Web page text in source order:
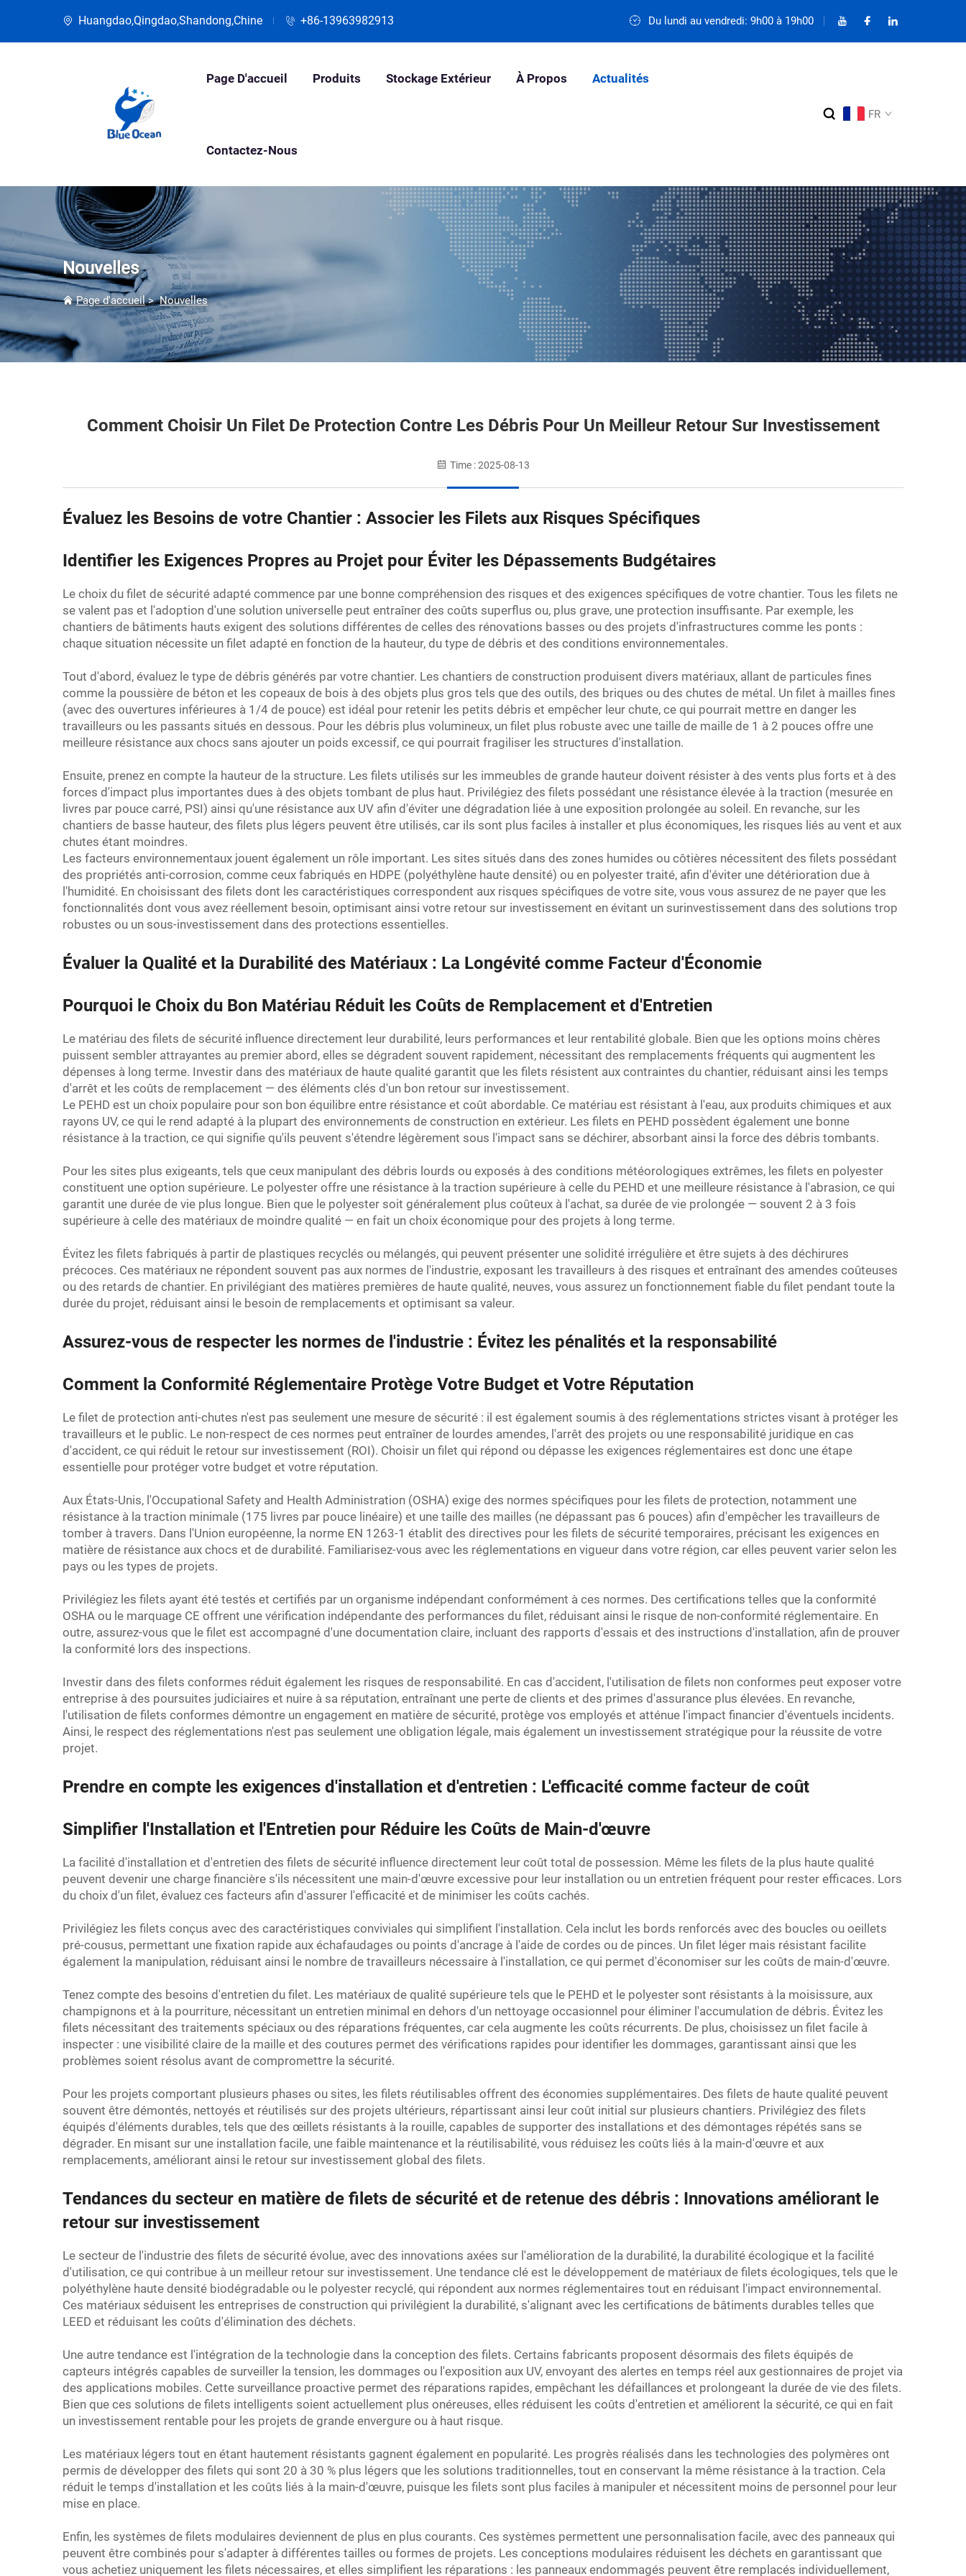
Huangdao,Qingdao,Shandong,Chine +86-13963982913 Du lundi au vendredi: 9h00 à 19h00
Page D'accueil Produits Stockage Extérieur À Propos Actualités
Contactez-Nous
FR
Nouvelles
Page d'accueil>Nouvelles
Comment Choisir Un Filet De Protection Contre Les Débris Pour Un Meilleur Retour Sur Investissement
Time : 2025-08-13
Évaluez les Besoins de votre Chantier : Associer les Filets aux Risques Spécifiques
Identifier les Exigences Propres au Projet pour Éviter les Dépassements Budgétaires
Le choix du filet de sécurité adapté commence par une bonne compréhension des risques et des exigences spécifiques de votre chantier. Tous les filets ne
se valent pas et l'adoption d'une solution universelle peut entraîner des coûts superflus ou, plus grave, une protection insuffisante. Par exemple, les
chantiers de bâtiments hauts exigent des solutions différentes de celles des rénovations basses ou des projets d'infrastructures comme les ponts :
chaque situation nécessite un filet adapté en fonction de la hauteur, du type de débris et des conditions environnementales.
Tout d'abord, évaluez le type de débris générés par votre chantier. Les chantiers de construction produisent divers matériaux, allant de particules fines
comme la poussière de béton et les copeaux de bois à des objets plus gros tels que des outils, des briques ou des chutes de métal. Un filet à mailles fines
(avec des ouvertures inférieures à 1/4 de pouce) est idéal pour retenir les petits débris et empêcher leur chute, ce qui pourrait mettre en danger les
travailleurs ou les passants situés en dessous. Pour les débris plus volumineux, un filet plus robuste avec une taille de maille de 1 à 2 pouces offre une
meilleure résistance aux chocs sans ajouter un poids excessif, ce qui pourrait fragiliser les structures d'installation.
Ensuite, prenez en compte la hauteur de la structure. Les filets utilisés sur les immeubles de grande hauteur doivent résister à des vents plus forts et à des
forces d'impact plus importantes dues à des objets tombant de plus haut. Privilégiez des filets possédant une résistance élevée à la traction (mesurée en
livres par pouce carré, PSI) ainsi qu'une résistance aux UV afin d'éviter une dégradation liée à une exposition prolongée au soleil. En revanche, sur les
chantiers de basse hauteur, des filets plus légers peuvent être utilisés, car ils sont plus faciles à installer et plus économiques, les risques liés au vent et aux
chutes étant moindres.
Les facteurs environnementaux jouent également un rôle important. Les sites situés dans des zones humides ou côtières nécessitent des filets possédant
des propriétés anti-corrosion, comme ceux fabriqués en HDPE (polyéthylène haute densité) ou en polyester traité, afin d'éviter une détérioration due à
l'humidité. En choisissant des filets dont les caractéristiques correspondent aux risques spécifiques de votre site, vous vous assurez de ne payer que les
fonctionnalités dont vous avez réellement besoin, optimisant ainsi votre retour sur investissement en évitant un surinvestissement dans des solutions trop
robustes ou un sous-investissement dans des protections essentielles.
Évaluer la Qualité et la Durabilité des Matériaux : La Longévité comme Facteur d'Économie
Pourquoi le Choix du Bon Matériau Réduit les Coûts de Remplacement et d'Entretien
Le matériau des filets de sécurité influence directement leur durabilité, leurs performances et leur rentabilité globale. Bien que les options moins chères
puissent sembler attrayantes au premier abord, elles se dégradent souvent rapidement, nécessitant des remplacements fréquents qui augmentent les
dépenses à long terme. Investir dans des matériaux de haute qualité garantit que les filets résistent aux contraintes du chantier, réduisant ainsi les temps
d'arrêt et les coûts de remplacement — des éléments clés d'un bon retour sur investissement.
Le PEHD est un choix populaire pour son bon équilibre entre résistance et coût abordable. Ce matériau est résistant à l'eau, aux produits chimiques et aux
rayons UV, ce qui le rend adapté à la plupart des environnements de construction en extérieur. Les filets en PEHD possèdent également une bonne
résistance à la traction, ce qui signifie qu'ils peuvent s'étendre légèrement sous l'impact sans se déchirer, absorbant ainsi la force des débris tombants.
Pour les sites plus exigeants, tels que ceux manipulant des débris lourds ou exposés à des conditions météorologiques extrêmes, les filets en polyester
constituent une option supérieure. Le polyester offre une résistance à la traction supérieure à celle du PEHD et une meilleure résistance à l'abrasion, ce qui
garantit une durée de vie plus longue. Bien que le polyester soit généralement plus coûteux à l'achat, sa durée de vie prolongée — souvent 2 à 3 fois
supérieure à celle des matériaux de moindre qualité — en fait un choix économique pour des projets à long terme.
Évitez les filets fabriqués à partir de plastiques recyclés ou mélangés, qui peuvent présenter une solidité irrégulière et être sujets à des déchirures
précoces. Ces matériaux ne répondent souvent pas aux normes de l'industrie, exposant les travailleurs à des risques et entraînant des amendes coûteuses
ou des retards de chantier. En privilégiant des matières premières de haute qualité, neuves, vous assurez un fonctionnement fiable du filet pendant toute la
durée du projet, réduisant ainsi le besoin de remplacements et optimisant sa valeur.
Assurez-vous de respecter les normes de l'industrie : Évitez les pénalités et la responsabilité
Comment la Conformité Réglementaire Protège Votre Budget et Votre Réputation
Le filet de protection anti-chutes n'est pas seulement une mesure de sécurité : il est également soumis à des réglementations strictes visant à protéger les
travailleurs et le public. Le non-respect de ces normes peut entraîner de lourdes amendes, l'arrêt des projets ou une responsabilité juridique en cas
d'accident, ce qui réduit le retour sur investissement (ROI). Choisir un filet qui répond ou dépasse les exigences réglementaires est donc une étape
essentielle pour protéger votre budget et votre réputation.
Aux États-Unis, l'Occupational Safety and Health Administration (OSHA) exige des normes spécifiques pour les filets de protection, notamment une
résistance à la traction minimale (175 livres par pouce linéaire) et une taille des mailles (ne dépassant pas 6 pouces) afin d'empêcher les travailleurs de
tomber à travers. Dans l'Union européenne, la norme EN 1263-1 établit des directives pour les filets de sécurité temporaires, précisant les exigences en
matière de résistance aux chocs et de durabilité. Familiarisez-vous avec les réglementations en vigueur dans votre région, car elles peuvent varier selon les
pays ou les types de projets.
Privilégiez les filets ayant été testés et certifiés par un organisme indépendant conformément à ces normes. Des certifications telles que la conformité
OSHA ou le marquage CE offrent une vérification indépendante des performances du filet, réduisant ainsi le risque de non-conformité réglementaire. En
outre, assurez-vous que le filet est accompagné d'une documentation claire, incluant des rapports d'essais et des instructions d'installation, afin de prouver
la conformité lors des inspections.
Investir dans des filets conformes réduit également les risques de responsabilité. En cas d'accident, l'utilisation de filets non conformes peut exposer votre
entreprise à des poursuites judiciaires et nuire à sa réputation, entraînant une perte de clients et des primes d'assurance plus élevées. En revanche,
l'utilisation de filets conformes démontre un engagement en matière de sécurité, protège vos employés et atténue l'impact financier d'éventuels incidents.
Ainsi, le respect des réglementations n'est pas seulement une obligation légale, mais également un investissement stratégique pour la réussite de votre
projet.
Prendre en compte les exigences d'installation et d'entretien : L'efficacité comme facteur de coût
Simplifier l'Installation et l'Entretien pour Réduire les Coûts de Main-d'œuvre
La facilité d'installation et d'entretien des filets de sécurité influence directement leur coût total de possession. Même les filets de la plus haute qualité
peuvent devenir une charge financière s'ils nécessitent une main-d'œuvre excessive pour leur installation ou un entretien fréquent pour rester efficaces. Lors
du choix d'un filet, évaluez ces facteurs afin d'assurer l'efficacité et de minimiser les coûts cachés.
Privilégiez les filets conçus avec des caractéristiques conviviales qui simplifient l'installation. Cela inclut les bords renforcés avec des boucles ou oeillets
pré-cousus, permettant une fixation rapide aux échafaudages ou points d'ancrage à l'aide de cordes ou de pinces. Un filet léger mais résistant facilite
également la manipulation, réduisant ainsi le nombre de travailleurs nécessaire à l'installation, ce qui permet d'économiser sur les coûts de main-d'œuvre.
Tenez compte des besoins d'entretien du filet. Les matériaux de qualité supérieure tels que le PEHD et le polyester sont résistants à la moisissure, aux
champignons et à la pourriture, nécessitant un entretien minimal en dehors d'un nettoyage occasionnel pour éliminer l'accumulation de débris. Évitez les
filets nécessitant des traitements spéciaux ou des réparations fréquentes, car cela augmente les coûts récurrents. De plus, choisissez un filet facile à
inspecter : une visibilité claire de la maille et des coutures permet des vérifications rapides pour identifier les dommages, garantissant ainsi que les
problèmes soient résolus avant de compromettre la sécurité.
Pour les projets comportant plusieurs phases ou sites, les filets réutilisables offrent des économies supplémentaires. Des filets de haute qualité peuvent
souvent être démontés, nettoyés et réutilisés sur des projets ultérieurs, répartissant ainsi leur coût initial sur plusieurs chantiers. Privilégiez des filets
équipés d'éléments durables, tels que des œillets résistants à la rouille, capables de supporter des installations et des démontages répétés sans se
dégrader. En misant sur une installation facile, une faible maintenance et la réutilisabilité, vous réduisez les coûts liés à la main-d'œuvre et aux
remplacements, améliorant ainsi le retour sur investissement global des filets.
Tendances du secteur en matière de filets de sécurité et de retenue des débris : Innovations améliorant le
retour sur investissement
Le secteur de l'industrie des filets de sécurité évolue, avec des innovations axées sur l'amélioration de la durabilité, la durabilité écologique et la facilité
d'utilisation, ce qui contribue à un meilleur retour sur investissement. Une tendance clé est le développement de matériaux de filets écologiques, tels que le
polyéthylène haute densité biodégradable ou le polyester recyclé, qui répondent aux normes réglementaires tout en réduisant l'impact environnemental.
Ces matériaux séduisent les entreprises de construction qui privilégient la durabilité, s'alignant avec les certifications de bâtiments durables telles que
LEED et réduisant les coûts d'élimination des déchets.
Une autre tendance est l'intégration de la technologie dans la conception des filets. Certains fabricants proposent désormais des filets équipés de
capteurs intégrés capables de surveiller la tension, les dommages ou l'exposition aux UV, envoyant des alertes en temps réel aux gestionnaires de projet via
des applications mobiles. Cette surveillance proactive permet des réparations rapides, empêchant les défaillances et prolongeant la durée de vie des filets.
Bien que ces solutions de filets intelligents soient actuellement plus onéreuses, elles réduisent les coûts d'entretien et améliorent la sécurité, ce qui en fait
un investissement rentable pour les projets de grande envergure ou à haut risque.
Les matériaux légers tout en étant hautement résistants gagnent également en popularité. Les progrès réalisés dans les technologies des polymères ont
permis de développer des filets qui sont 20 à 30 % plus légers que les solutions traditionnelles, tout en conservant la même résistance à la traction. Cela
réduit le temps d'installation et les coûts liés à la main-d'œuvre, puisque les filets sont plus faciles à manipuler et nécessitent moins de personnel pour leur
mise en place.
Enfin, les systèmes de filets modulaires deviennent de plus en plus courants. Ces systèmes permettent une personnalisation facile, avec des panneaux qui
peuvent être combinés pour s'adapter à différentes tailles ou formes de projets. Les conceptions modulaires réduisent les déchets en garantissant que
vous achetiez uniquement les filets nécessaires, et elles simplifient les réparations : les panneaux endommagés peuvent être remplacés individuellement,